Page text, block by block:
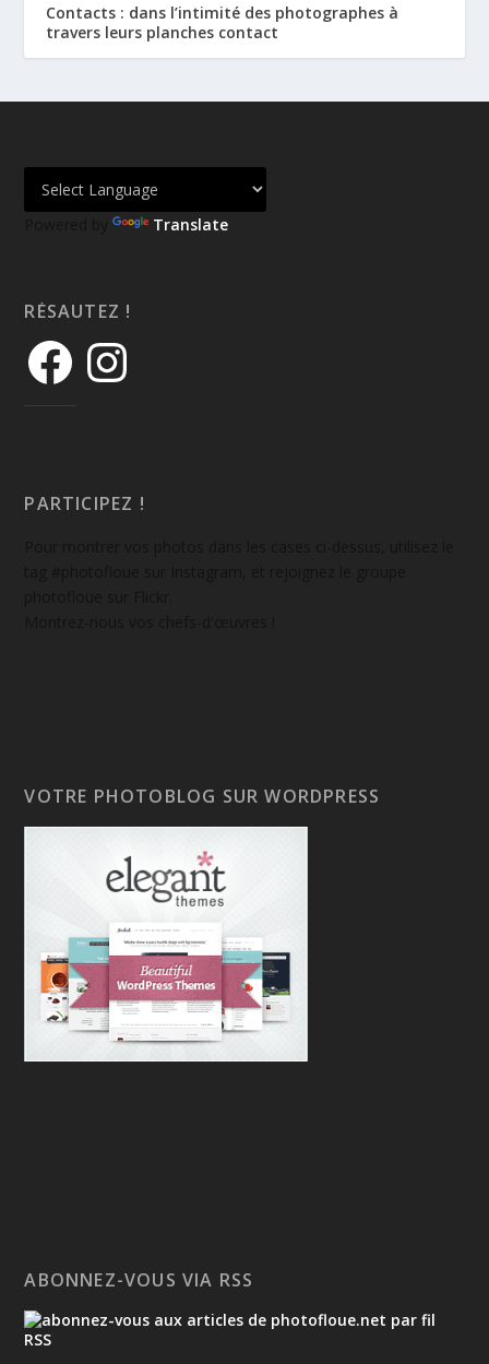
Contacts : dans l’intimité des photographes à
travers leurs planches contact
Powered by Translate
RÉSAUTEZ !
PARTICIPEZ !
VOTRE PHOTOBLOG SUR WORDPRESS
ABONNEZ-VOUS VIA RSS